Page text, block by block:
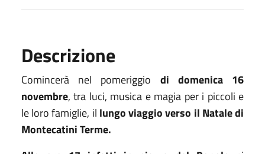
Descrizione
Comincerà nel pomeriggio di domenica 16
novembre, tra luci, musica e magia per i piccoli e
le loro famiglie, il lungo viaggio verso il Natale di
Montecatini Terme.